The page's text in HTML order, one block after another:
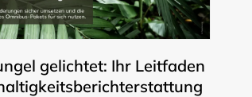
gelichtet: Ihr Leitfaden